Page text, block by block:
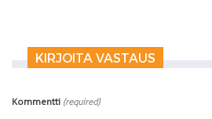
KIRJOITA VASTAUS
Kommentti (required)